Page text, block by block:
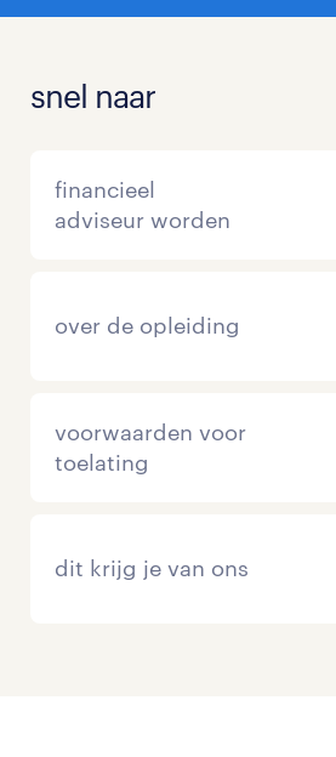
snel naar
financieel
adviseur worden
over de opleiding
voorwaarden voor
toelating
dit krijg je van ons